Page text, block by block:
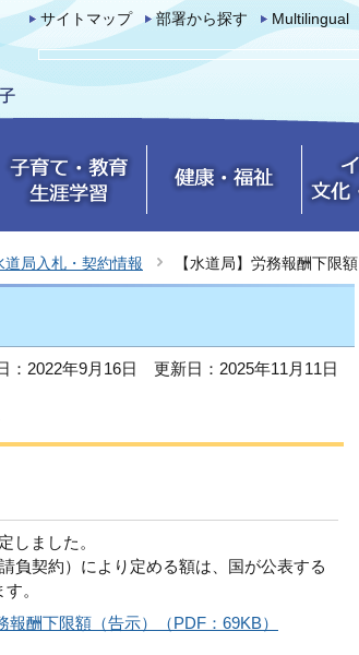
サイトマップ 部署から探す Multilingual
道局入札・契約情報 【水道局】労務報酬下限額
：2022年9月16日 更新日：2025年11月11日
しました。
負契約）により定める額は、国が公表する
。
酬下限額（告示）（PDF：69KB）